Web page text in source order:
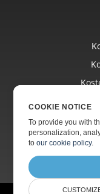
COOKIE NOTICE
To provide you with
personalization,
toour cookie policy.